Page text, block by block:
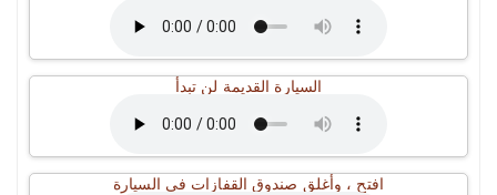
السيارة القديمة لن تبدأ
افتح ، وأغلق صندوق القفازات في السيارة